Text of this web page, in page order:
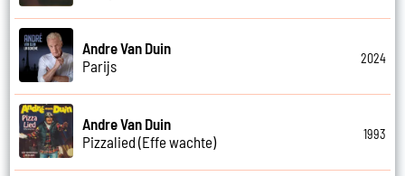
Andre Van Duin
Parijs
2024
Andre Van Duin
Pizzalied (Effe wachte)
1993